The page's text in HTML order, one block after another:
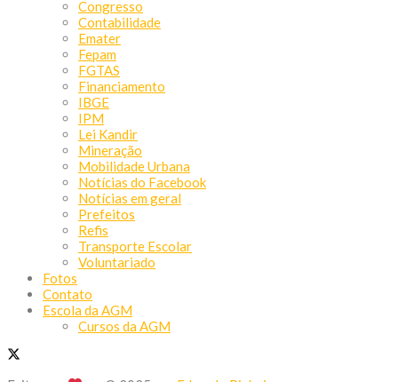
Congresso
Contabilidade
Emater
Fepam
FGTAS
Financiamento
IBGE
IPM
Lei Kandir
Mineração
Mobilidade Urbana
Notícias do Facebook
Notícias em geral
Prefeitos
Refis
Transporte Escolar
Voluntariado
Fotos
Contato
Escola da AGM
Cursos da AGM